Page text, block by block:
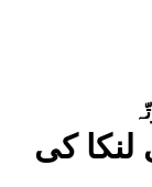
کی